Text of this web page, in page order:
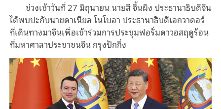
ช่วงเช้าวันที่ 27 มิถุนายน นายสี จิ้นผิง ประธานาธิบดีจีน
ได้พบปะกับนายดาเนียล โนโบอา ประธานาธิบดีเอกวาดอร์
ที่เดินทางมาจีนเพื่อเข้าร่วมการประชุมฟอรั่มดาวอสฤดูร้อน
ที่มหาศาลาประชาชนจีน กรุงปักกิ่ง